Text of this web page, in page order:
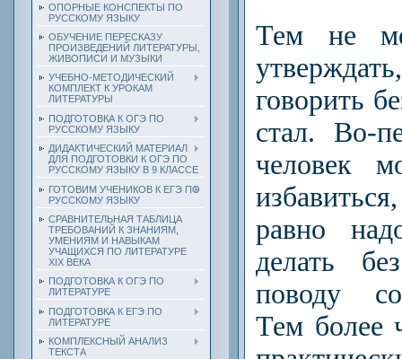
ОПОРНЫЕ КОНСПЕКТЫ ПО
РУССКОМУ ЯЗЫКУ
ОБУЧЕНИЕ ПЕРЕСКАЗУ
ПРОИЗВЕДЕНИЙ ЛИТЕРАТУРЫ,
ЖИВОПИСИ И МУЗЫКИ
УЧЕБНО-МЕТОДИЧЕСКИЙ
КОМПЛЕКТ К УРОКАМ
ЛИТЕРАТУРЫ
ПОДГОТОВКА К ОГЭ ПО
РУССКОМУ ЯЗЫКУ
ДИДАКТИЧЕСКИЙ МАТЕРИАЛ
ДЛЯ ПОДГОТОВКИ К ОГЭ ПО
РУССКОМУ ЯЗЫКУ В 9 КЛАССЕ
ГОТОВИМ УЧЕНИКОВ К ЕГЭ ПО
РУССКОМУ ЯЗЫКУ
СРАВНИТЕЛЬНАЯ ТАБЛИЦА
ТРЕБОВАНИЙ К ЗНАНИЯМ,
УМЕНИЯМ И НАВЫКАМ
УЧАЩИХСЯ ПО ЛИТЕРАТУРЕ
ХIХ ВЕКА
ПОДГОТОВКА К ОГЭ ПО
ЛИТЕРАТУРЕ
ПОДГОТОВКА К ЕГЭ ПО
ЛИТЕРАТУРЕ
КОМПЛЕКСНЫЙ АНАЛИЗ
ТЕКСТА
Тем не
говорить
стал. Во-
человек
равно
делать
поводу
Тем более